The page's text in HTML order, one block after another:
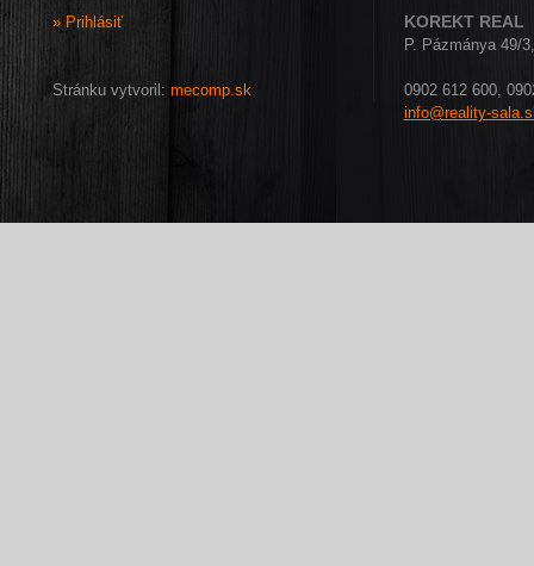
» Prihlásiť
Stránku vytvoril: mecomp.sk
KOREKT REAL
P. Pázmánya 49/
0902 612 600,
info@reality-